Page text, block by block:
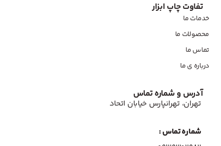
تفاوت چاپ ابزار
خدمات ما
محصولات ما
تماس ما
درباره ی ما
آدرس و شماره تماس
تهران، تهرانپارس خیابان اتحاد
شماره تماس :